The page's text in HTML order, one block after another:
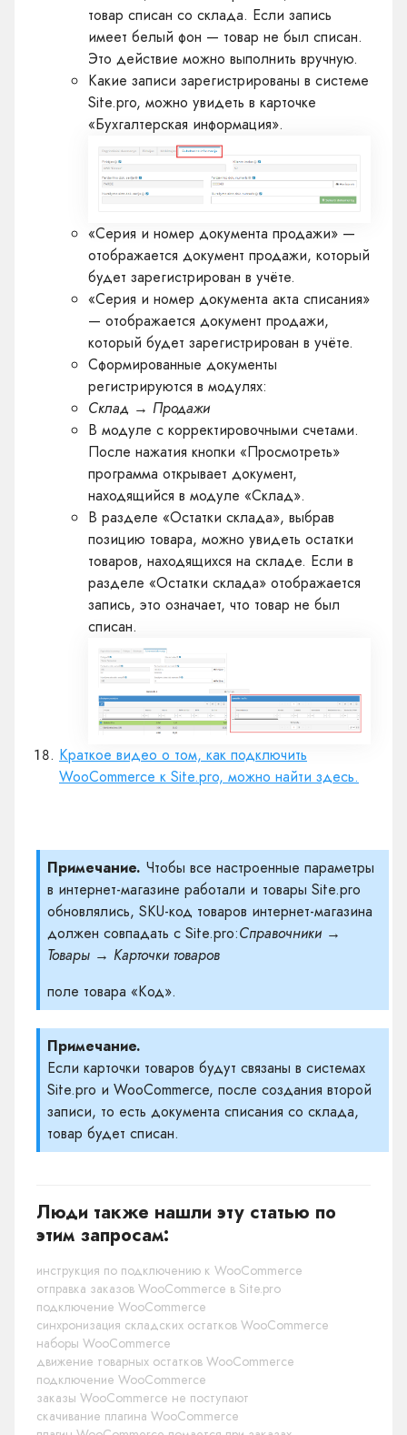
товар списан со склада. Если запись
имеет белый фон — товар не был списан.
Это действие можно выполнить вручную.
Какие записи зарегистрированы в системе
Site.pro, можно увидеть в карточке
«Бухгалтерская информация».
«Серия и номер документа продажи» —
отображается документ продажи, который
будет зарегистрирован в учёте.
«Серия и номер документа акта списания»
— отображается документ продажи,
который будет зарегистрирован в учёте.
Сформированные документы
регистрируются в модулях:
Склад → Продажи
В модуле с корректировочными счетами.
После нажатия кнопки «Просмотреть»
программа открывает документ,
находящийся в модуле «Склад».
В разделе «Остатки склада», выбрав
позицию товара, можно увидеть остатки
товаров, находящихся на складе. Если в
разделе «Остатки склада» отображается
запись, это означает, что товар не был
списан.
Краткое видео о том, как подключить
WooCommerce к Site.pro, можно найти здесь.
Примечание. Чтобы все настроенные параметры
в интернет-магазине работали и товары Site.pro
обновлялись, SKU-код товаров интернет-магазина
должен совпадать с Site.pro:Справочники →
Товары → Карточки товаров
поле товара «Код».
Примечание.
Если карточки товаров будут связаны в системах
Site.pro и WooCommerce, после создания второй
записи, то есть документа списания со склада,
товар будет списан.
Люди также нашли эту статью по
этим запросам:
инструкция по подключению к WooCommerce
отправка заказов WooCommerce в Site.pro
подключение WooCommerce
синхронизация складских остатков WooCommerce
наборы WooCommerce
движение товарных остатков WooCommerce
подключение WooCommerce
заказы WooCommerce не поступают
скачивание плагина WooCommerce